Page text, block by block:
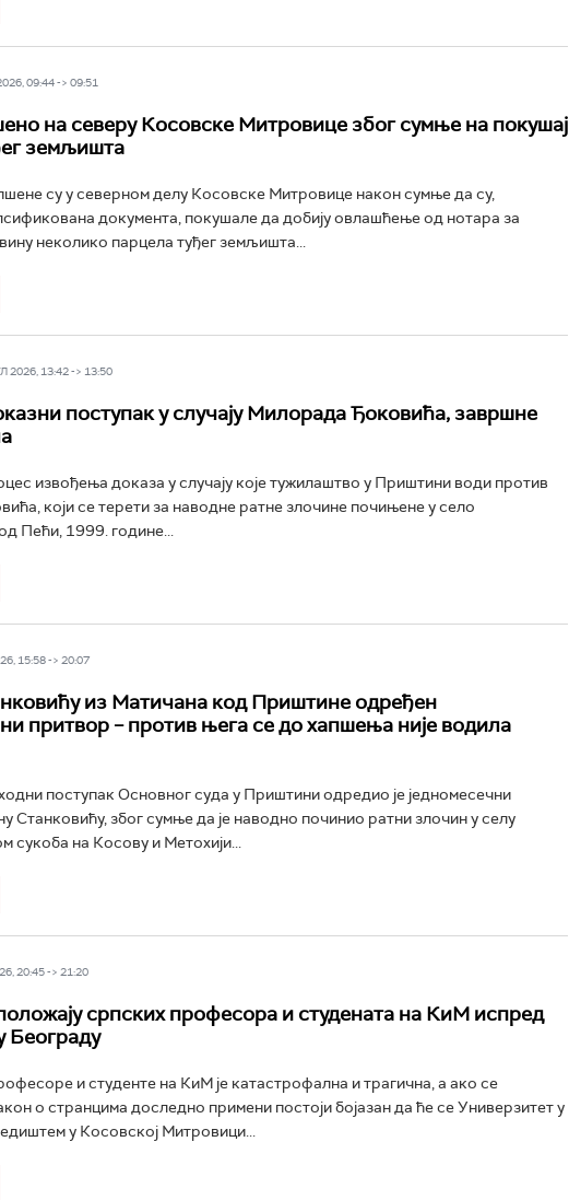
09:44 -> 09:51
на северу Косовске Митровице због сумње на покушај
земљишта
су у северном делу Косовске Митровице након сумње да су,
документа, покушале да добију овлашћење од нотара за
неколико парцела туђег земљишта...
13:42 -> 13:50
поступак у случају Милорада Ђоковића, завршне
извoђења доказа у случају које тужилаштво у Приштини води против
који се терети за наводне ратне злочине почињене у село
Пећи, 1999. године...
15:58 -> 20:07
из Матичана код Приштине одређен
притвор – против њега се до хапшења није водила
поступак Основног суда у Приштини одредио је једномесечни
Станковићу, због сумње да је наводно починио ратни злочин у селу
сукоба на Косову и Метохији...
20:45 -> 21:20
српских професора и студената на КиМ испред
Београду
и студенте на КиМ је катастрофална и трагична, а ако се
о странцима доследно примени постоји бојазан да ће се Универзитет у
у Косовској Митровици...